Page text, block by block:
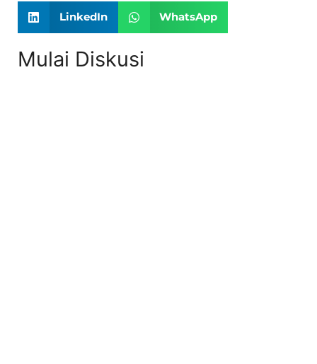
LinkedIn WhatsApp
Mulai Diskusi